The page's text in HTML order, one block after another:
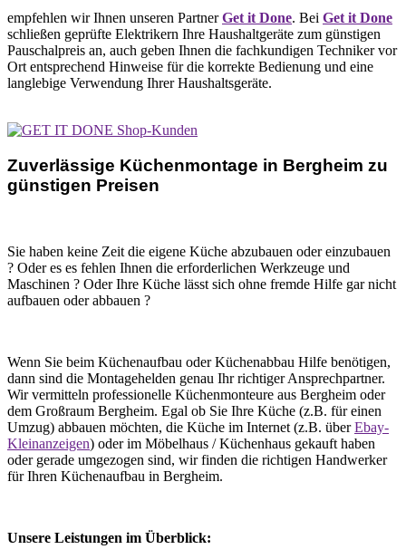
empfehlen wir Ihnen unseren PartnerGet it Done. Bei Get it Done
schließen geprüfte Elektrikern Ihre Haushaltgeräte zum günstigen
Pauschalpreis an, auch geben Ihnen die fachkundigen Techniker vor
Ort entsprechend Hinweise für die korrekte Bedienung und eine
langlebige Verwendung Ihrer Haushaltsgeräte.
Zuverlässige Küchenmontage in Bergheim zu
günstigen Preisen
Sie haben keine Zeit die eigene Küche abzubauen oder einzubauen
? Oder es es fehlen Ihnen die erforderlichen Werkzeuge und
Maschinen ? Oder Ihre Küche lässt sich ohne fremde Hilfe gar nicht
aufbauen oder abbauen ?
Wenn Sie beim Küchenaufbau oder Küchenabbau Hilfe benötigen,
dann sind die Montagehelden genau Ihr richtiger Ansprechpartner.
Wir vermitteln professionelle Küchenmonteure aus Bergheim oder
dem Großraum Bergheim. Egal ob Sie Ihre Küche (z.B. für einen
Umzug) abbauen möchten, die Küche im Internet (z.B. überEbay-
Kleinanzeigen) oder im Möbelhaus / Küchenhaus gekauft haben
oder gerade umgezogen sind, wir finden die richtigen Handwerker
für Ihren Küchenaufbau in Bergheim.
Unsere Leistungen im Überblick: